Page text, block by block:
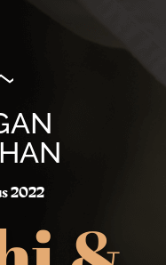
2022